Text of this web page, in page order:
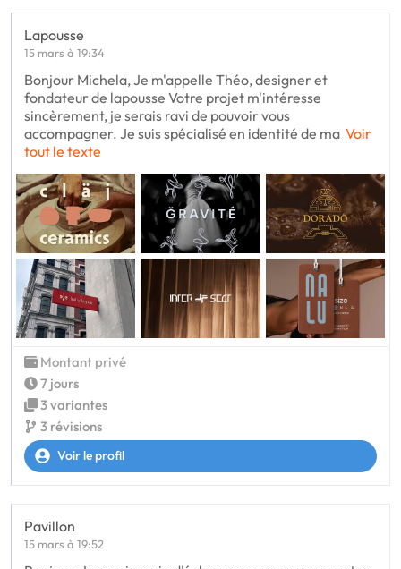
Lapousse
15 mars à 19:34
Bonjour Michela, Je m'appelle Théo, designer et
fondateur de lapousse Votre projet m'intéresse
sincèrement, je serais ravi de pouvoir vous
accompagner. Je suis spécialisé en identité de ma Voir
tout le texte
Montant privé
7 jours
3 variantes
3 révisions
Voir le profil
Pavillon
15 mars à 19:52